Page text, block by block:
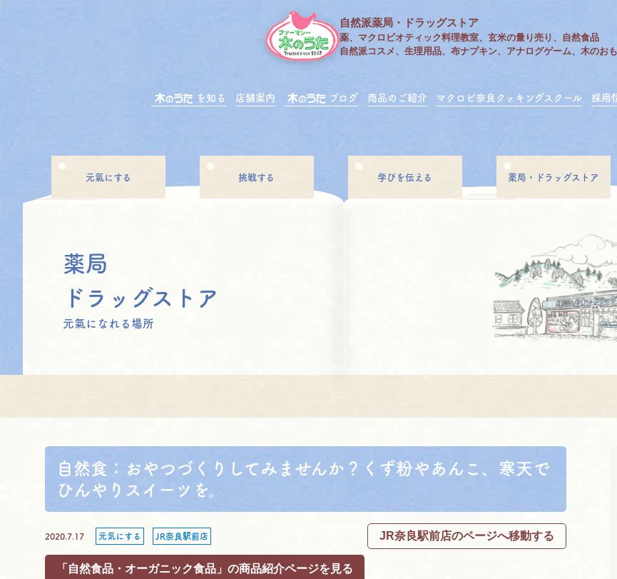
自然派薬局・ドラッグストア
薬、マクロビオティック料理教室、玄米の量り売り、自然食品
自然派コスメ、生理用品、布ナプキン、アナログゲーム、木のお
を知る 店舗案内 ブログ 商品のご紹介 マクロビ奈良クッキングスクール 採用
元氣にする 挑戦する 学びを伝える 薬局・ドラッグストア
薬局
ドラッグストア
元氣になれる場所
自然食：おやつづくりしてみませんか？くず粉やあんこ、寒天で
ひんやりスイーツを。
2020.7.17 元気にする JR奈良駅前店 JR奈良駅前店のページへ移動する
「自然食品・オーガニック食品」の商品紹介ページを見る